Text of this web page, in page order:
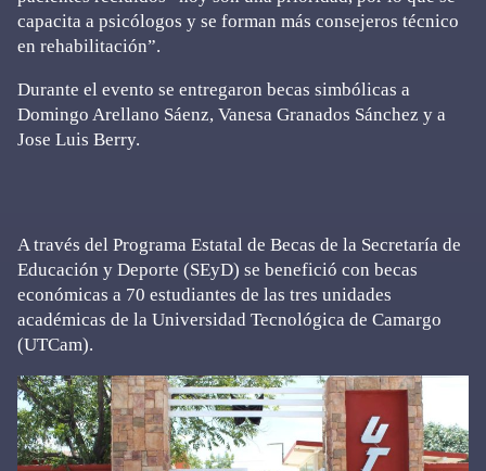
capacita a psicólogos y se forman más consejeros técnico
en rehabilitación”.
Durante el evento se entregaron becas simbólicas a
Domingo Arellano Sáenz, Vanesa Granados Sánchez y a
Jose Luis Berry.
A través del Programa Estatal de Becas de la Secretaría de
Educación y Deporte (SEyD) se benefició con becas
económicas a 70 estudiantes de las tres unidades
académicas de la Universidad Tecnológica de Camargo
(UTCam).